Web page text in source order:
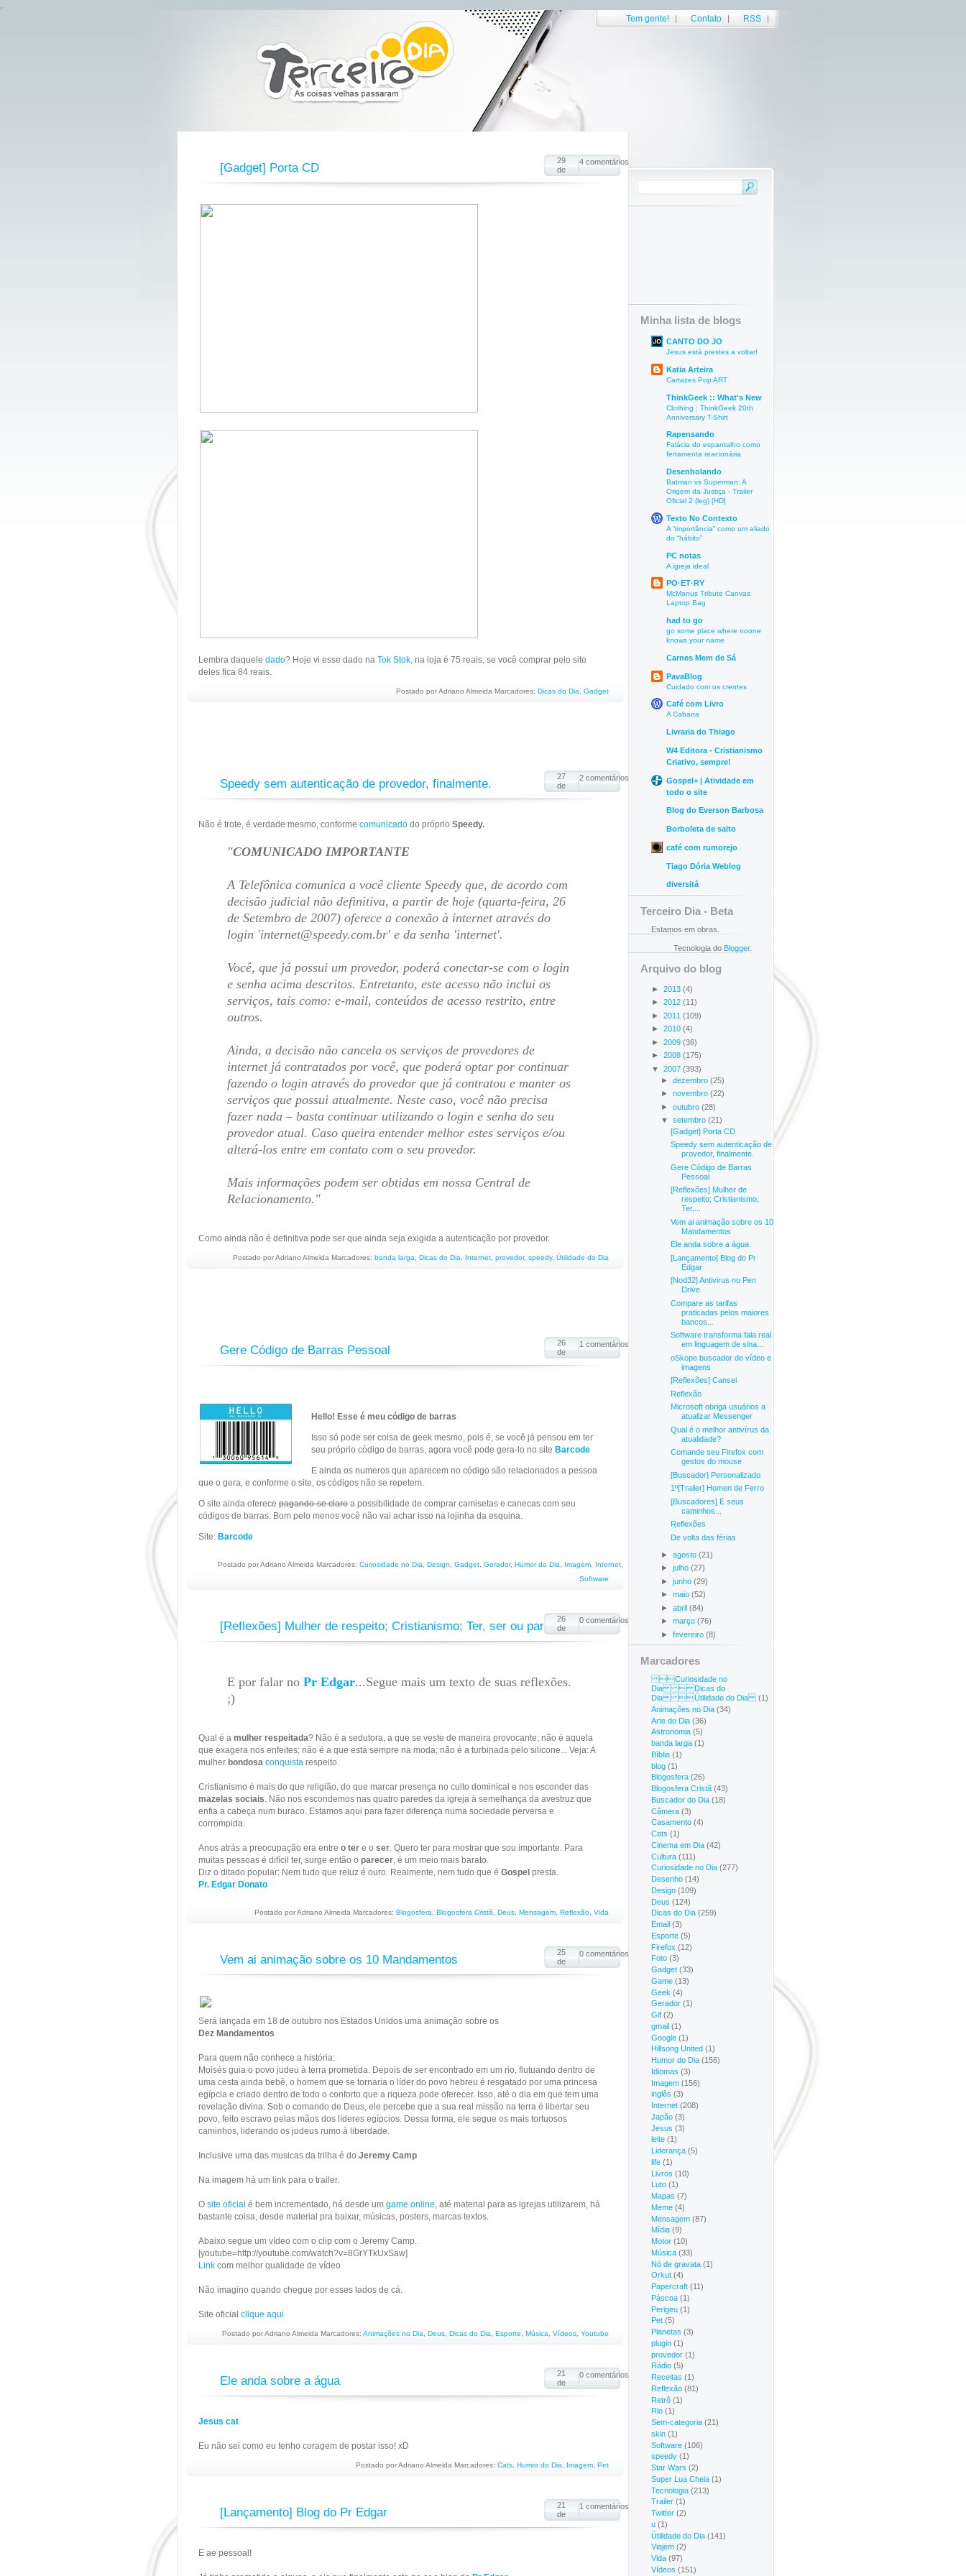
,
Tem gente!
Contato RSS
[Gadget] Porta CD
29
de
4 comentários
Lembra daquele dado? Hoje vi esse dado na Tok Stok, na loja é 75 reais, se você comprar pelo site
deles fica 84 reais.
Postado porAdriano Almeida Marcadores: Dicas do Dia Gadget
Speedy sem autenticação de provedor, finalmente.
27
de
2 comentários
Não é trote, é verdade mesmo, conforme comunicado do próprio Speedy.
"COMUNICADO IMPORTANTE
A Telefônica comunica a você cliente Speedy que, de acordo com
decisão judicial não definitiva, a partir de hoje (quarta-feira, 26
de Setembro de 2007) oferece a conexão à internet através do
login 'internet@speedy.com.br' e da senha 'internet'.
Você, que já possui um provedor, poderá conectar-se com o login
e senha acima descritos. Entretanto, este acesso não inclui os
serviços, tais como: e-mail, conteúdos de acesso restrito, entre
outros.
Ainda, a decisão não cancela os serviços de provedores de
internet já contratados por você, que poderá optar por continuar
fazendo o login através do provedor que já contratou e manter os
serviços que possui atualmente. Neste caso, você não precisa
fazer nada – basta continuar utilizando o login e senha do seu
provedor atual. Caso queira entender melhor estes serviços e/ou
alterá-los entre em contato com o seu provedor.
Mais informações podem ser obtidas em nossa Central de
Relacionamento."
Como ainda não é definitiva pode ser que ainda seja exigida a autenticação por provedor.
Postado porAdriano Almeida Marcadores: banda larga Dicas do Dia Internet provedor, speedy, Útilidade do Dia
Gere Código de Barras Pessoal
26
de
1 comentários
Hello! Esse é meu código de barras
Isso só pode ser coisa de geek mesmo, pois é, se você já pensou em ter
seu próprio código de barras, agora você pode gera-lo no site Barcode
E ainda os numeros que aparecem no código são relacionados a pessoa
que o gera, e conforme o site, os códigos não se repetem.
O site ainda oferece pagando-se claro a possibilidade de comprar camisetas e canecas com seu
códigos de barras. Bom pelo menos você não vai achar isso na lojinha da esquina.
Site: Barcode
Postado porAdriano Almeida Marcadores: Curiosidade no Dia Design Gadget Gerador, Humor do Dia Imagem Internet
Software
[Reflexões] Mulher de respeito; Cristianismo; Ter, ser ou parecer...
26
de
0 comentários
E por falar no Pr Edgar...Segue mais um texto de suas reflexões.
;)
Qual é a mulher respeitada? Não é a sedutora, a que se veste de maneira provocante; não é aquela
que exagera nos enfeites; não é a que está sempre na moda; não é a turbinada pelo silicone... Veja: A
mulher bondosa conquista respeito.
Cristianismo é mais do que religião, do que marcar presença no culto dominical e nos esconder das
mazelas sociais. Não nos escondemos nas quatro paredes da igreja à semelhança da avestruz que
enfia a cabeça num buraco. Estamos aqui para fazer diferença numa sociedade perversa e
corrompida.
Anos atrás a preocupação era entre o ter e o ser. Quero ter para mostrar que sou importante. Para
muitas pessoas é difícil ter, surge então o parecer, é um meio mais barato.
Diz o ditado popular: Nem tudo que reluz é ouro. Realmente, nem tudo que é Gospel presta.
Pr. Edgar Donato
Postado porAdriano Almeida Marcadores: Blogosfera Blogosfera Cristã Deus Mensagem Reflexão Vida
Vem ai animação sobre os 10 Mandamentos
25
de
0 comentários
Será lançada em 18 de outubro nos Estados Unidos uma animação sobre os
Dez Mandamentos
Para quem não conhece a história:
Moisés guia o povo judeu à terra prometida. Depois de ser encontrado em um rio, flutuando dentro de
uma cesta ainda bebê, o homem que se tornaria o líder do povo hebreu é resgatado por uma princesa
egípcia e criado dentro de todo o conforto que a riqueza pode oferecer. Isso, até o dia em que tem uma
revelação divina. Sob o comando de Deus, ele percebe que a sua real missão na terra é libertar seu
povo, feito escravo pelas mãos dos líderes egípcios. Dessa forma, ele segue os mais tortuosos
caminhos, liderando os judeus rumo à liberdade.
Inclusive uma das musicas da trilha é do Jeremy Camp
Na imagem há um link para o trailer.
O site oficial é bem incrementado, há desde um game online, até material para as igrejas utilizarem, há
bastante coisa, desde material pra baixar, músicas, posters, marcas textos.
Abaixo segue um vídeo com o clip com o Jeremy Camp.
[youtube=http://youtube.com/watch?v=8GrYTkUxSaw]
Link com melhor qualidade de vídeo
Não imagino quando chegue por esses lados de cá.
Site oficial clique aqui
Postado porAdriano Almeida Marcadores: Animações no Dia Deus Dicas do Dia Esporte Música Vídeos Youtube
Ele anda sobre a água
21
de
0 comentários
Jesus cat
Eu não sei como eu tenho coragem de postar isso! xD
Postado porAdriano Almeida Marcadores: Cats Humor do Dia Imagem Pet
[Lançamento] Blog do Pr Edgar
21
de
1 comentários
E ae pessoal!
Minha lista de blogs
CANTO DO JO
Jesus está prestes a voltar!
Katia Arteira
Cartazes Pop ART
ThinkGeek :: What's New
Clothing : ThinkGeek 20th
Anniversary T-Shirt
Rapensando
Falácia do espantalho como
ferramenta reacionária
Desenholando
Batman vs Superman: A
Origem da Justiça - Trailer
Oficial 2 (leg) [HD]
Texto No Contexto
A “importância” como um aliado
do “hábito”
PC notas
A igreja ideal
PO·ET·RY
McManus Tribute Canvas
Laptop Bag
had to go
go some place where noone
knows your name
Carnes Mem de Sá
PavaBlog
Cuidado com os crentes
Café com Livro
A Cabana
Livraria do Thiago
W4 Editora - Cristianismo
Criativo, sempre!
Gospel+ | Atividade em
todo o site
Blog do Everson Barbosa
Borboleta de salto
café com rumorejo
Tiago Dória Weblog
diversitá
Terceiro Dia - Beta
Estamos em obras.
Tecnologia do Blogger.
Arquivo do blog
► 2013 (4)
► 2012 (11)
► 2011 (109)
► 2010 (4)
► 2009 (36)
► 2008 (175)
▼ 2007 (393)
►dezembro(25)
►novembro(22)
►outubro(28)
▼setembro(21)
[Gadget] Porta CD
Speedy sem autenticação de
provedor, finalmente.
Gere Código de Barras
Pessoal
[Reflexões] Mulher de
respeito; Cristianismo;
Ter,...
Vem ai animação sobre os 10
Mandamentos
Ele anda sobre a água
[Lançamento] Blog do Pr
Edgar
[Nod32] Antivirus no Pen
Drive
Compare as tarifas
praticadas pelos maiores
bancos...
Software transforma fala real
em linguagem de sina...
oSkope buscador de vídeo e
imagens
[Reflexões] Cansei
Reflexão
Microsoft obriga usuários a
atualizar Messenger
Qual é o melhor antivírus da
atualidade?
Comande seu Firefox com
gestos do mouse
[Buscador] Personalizado
1º[Trailer] Homen de Ferro
[Buscadores] E seus
caminhos...
Reflexões
De volta das férias
►agosto(21)
►julho(27)
►junho(29)
►maio(52)
►abril(84)
►março(76)
►fevereiro(8)
Marcadores
Curiosidade no
Dia  Dicas do
Dia Útilidade do Dia (1)
Animações no Dia (34)
Arte do Dia (36)
Astronomia (5)
banda larga (1)
Bíblia (1)
blog (1)
Blogosfera (26)
Blogosfera Cristã (43)
Buscador do Dia (18)
Câmera (3)
Casamento (4)
Cats (1)
Cinema em Dia (42)
Cultura (111)
Curiosidade no Dia (277)
Desenho (14)
Design (109)
Deus (124)
Dicas do Dia (259)
Email (3)
Esporte (5)
Firefox (12)
Foto (3)
Gadget (33)
Game (13)
Geek (4)
Gerador (1)
Gif (2)
gmail (1)
Google (1)
Hillsong United (1)
Humor do Dia (156)
Idiomas (3)
Imagem (156)
inglês (3)
Internet (208)
Japão (3)
Jesus (3)
leite (1)
Liderança (5)
life (1)
Livros (10)
Luto (1)
Mapas (7)
Meme (4)
Mensagem (87)
Mídia (9)
Motor (10)
Música (33)
Nó de gravata (1)
Orkut (4)
Papercraft (11)
Páscoa (1)
Perigeu (1)
Pet (5)
Planetas (3)
plugin (1)
provedor (1)
Rádio (5)
Receitas (1)
Reflexão (81)
Retrô (1)
Rio (1)
Sem-categoria (21)
skin (1)
Software (106)
speedy (1)
Star Wars (2)
Super Lua Cheia (1)
Tecnologia (213)
Trailer (1)
Twitter (2)
u (1)
Útilidade do Dia (141)
Viajem (2)
Vida (97)
Vídeos (151)